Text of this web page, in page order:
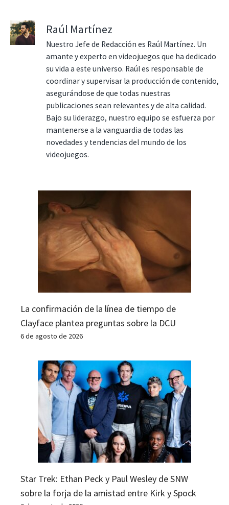
Raúl Martínez
Nuestro Jefe de Redacción es Raúl Martínez. Un
amante y experto en videojuegos que ha dedicado
su vida a este universo. Raúl es responsable de
coordinar y supervisar la producción de contenido,
asegurándose de que todas nuestras
publicaciones sean relevantes y de alta calidad.
Bajo su liderazgo, nuestro equipo se esfuerza por
mantenerse a la vanguardia de todas las
novedades y tendencias del mundo de los
videojuegos.
La confirmación de la línea de tiempo de
Clayface plantea preguntas sobre la DCU
6 de agosto de 2026
Star Trek: Ethan Peck y Paul Wesley de SNW
sobre la forja de la amistad entre Kirk y Spock